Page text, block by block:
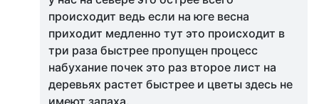
происходит ведь если на юге весна
приходит медленно тут это происходит в
три раза быстрее пропущен процесс
набухание почек это раз второе лист на
деревьях растет быстрее и цветы здесь не
имеют запаха.